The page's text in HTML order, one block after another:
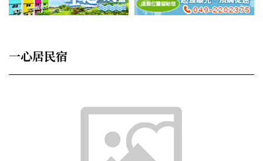
一心居民宿